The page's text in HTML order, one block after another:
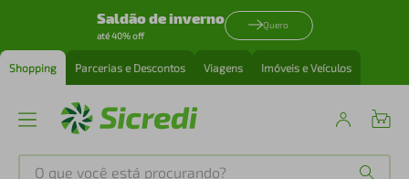
Saldão de inverno
até 40% off
Quero
Shopping Parcerias e Descontos Viagens Imóveis e Veículos
O que você está procurando?